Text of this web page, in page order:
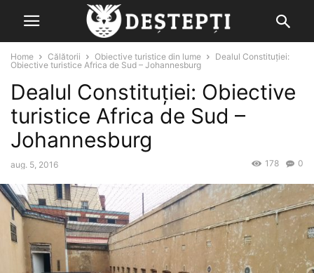
Home Călătorii Obiective turistice din lume
Dealul Constituției:
Obiective turistice Africa de Sud – Johannesburg
Dealul Constituției: Obiective
turistice Africa de Sud –
Johannesburg
aug. 5, 2016 0
178